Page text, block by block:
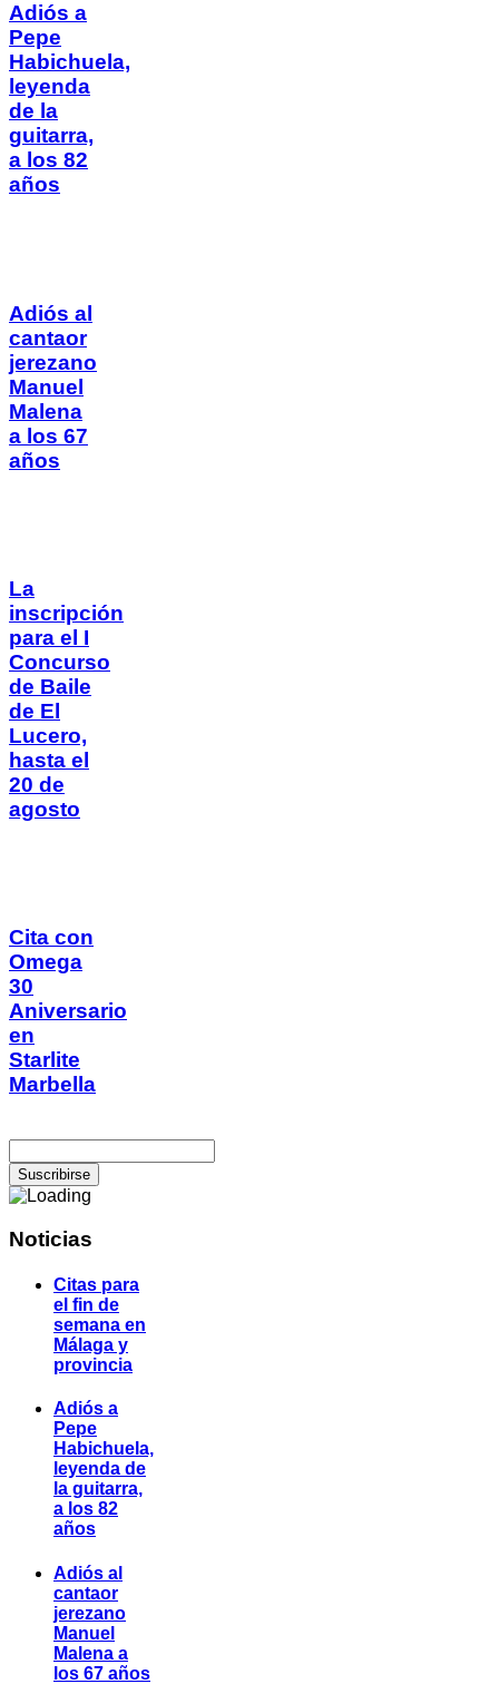
Adiós a
Pepe
Habichuela,
leyenda
de la
guitarra,
a los 82
años
Adiós al
cantaor
jerezano
Manuel
Malena
a los 67
años
La
inscripción
para el I
Concurso
de Baile
de El
Lucero,
hasta el
20 de
agosto
Cita con
Omega
30
Aniversario
en
Starlite
Marbella
Noticias
Citas para
el fin de
semana en
Málaga y
provincia
Adiós a
Pepe
Habichuela,
leyenda de
la guitarra,
a los 82
años
Adiós al
cantaor
jerezano
Manuel
Malena a
los 67 años